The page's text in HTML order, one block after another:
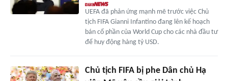
UEFA đã phản ứng mạnh mẽ trước việc Chủ
tịch FIFA Gianni Infantino đang lên kế hoạch
bán cổ phần của World Cup cho các nhà đầu tư
để huy động hàng tỷ USD.
Chủ tịch FIFA bị phe Dân chủ Hạ